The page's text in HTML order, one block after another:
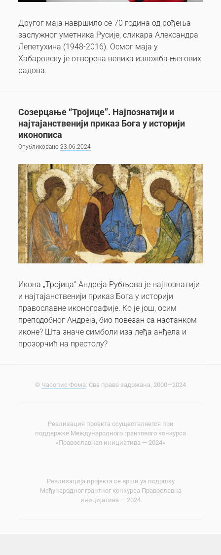
Другог маја навршило се 70 година од рођења
заслужног уметника Русије, сликара Александра
Лепетухина (1948-2016). Осмог маја у
Хабаровску је отворена велика изложба његових
радова.
Созерцање “Тројицe”. Најпознатији и
најтајанственији приказ Бога у историји
иконописа
Опубликовано23.06.2024
Икона „Тројица“ Андреја Рубљова је најпознатији
и најтајанственији приказ Бога у историји
православне иконографије. Ко је још, осим
преподобног Андреја, био повезан са настанком
иконе? Шта значе симболи иза леђа анђела и
прозорчић на престолу?
© Часопис Фома . Сва права задржана, 2000—2024
Реализация проекта осуществляется при
поддержке Международного грантового конкурса
«Православная инициатива — 2024»
Реализација пројекта се врши уз подршку
Међународног грантног конкурса Православна
иницијатива — 2024